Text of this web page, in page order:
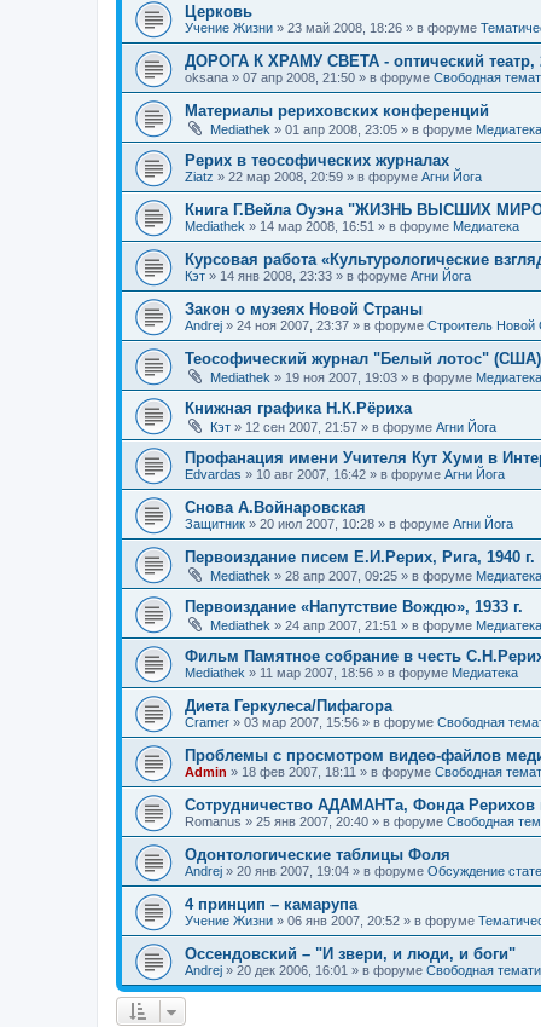
Церковь
Учение Жизни » 23 май 2008, 18:26 » в форуме
ДОРОГА К ХРАМУ СВЕТА - оптический театр,
oksana » 07 апр 2008, 21:50 » в форуме Свободная
Материалы рериховских конференций
Mediathek » 01 апр 2008, 23:05 » в форуме Медиатека
Рерих в теософических журналах
Ziatz » 22 мар 2008, 20:59 » в форуме Агни Йога
Книга Г.Вейла Оуэна "ЖИЗНЬ ВЫСШИХ
Mediathek » 14 мар 2008, 16:51 » в форуме Медиатека
Курсовая работа «Культурологические
Кэт » 14 янв 2008, 23:33 » в форуме Агни Йога
Закон о музеях Новой Страны
Andrej » 24 ноя 2007, 23:37 » в форуме Строитель Новой
Теософический журнал "Белый лотос" (США)
Mediathek » 19 ноя 2007, 19:03 » в форуме Медиатека
Книжная графика Н.К.Рёриха
Кэт » 12 сен 2007, 21:57 » в форуме Агни Йога
Профанация имени Учителя Кут Хуми в
Edvardas » 10 авг 2007, 16:42 » в форуме Агни Йога
Снова А.Войнаровская
Защитник » 20 июл 2007, 10:28 » в форуме Агни Йога
Первоиздание писем Е.И.Рерих, Рига, 1940 г.
Mediathek » 28 апр 2007, 09:25 » в форуме Медиатека
Первоиздание «Напутствие Вождю», 1933 г.
Mediathek » 24 апр 2007, 21:51 » в форуме Медиатека
Фильм Памятное собрание в честь
Mediathek » 11 мар 2007, 18:56 » в форуме Медиатека
Диета Геркулеса/Пифагора
Cramer » 03 мар 2007, 15:56 » в форуме Свободная
Проблемы с просмотром видео-файлов
Admin » 18 фев 2007, 18:11 » в форуме Свободная
Сотрудничество АДАМАНТа, Фонда Рерихов
Romanus » 25 янв 2007, 20:40 » в форуме Свободная
Одонтологические таблицы Фоля
Andrej » 20 янв 2007, 19:04 » в форуме Обсуждение
4 принцип – камарупа
Учение Жизни » 06 янв 2007, 20:52 » в форуме
Оссендовский – "И звери, и люди, и боги"
Andrej » 20 дек 2006, 16:01 » в форуме Свободная